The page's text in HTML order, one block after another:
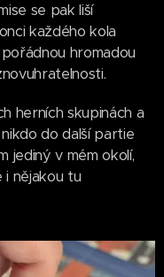
se pak liší
každého kola
hromadou
herních skupinách a
do další partie
jediný v mém okolí,
i nějakou tu